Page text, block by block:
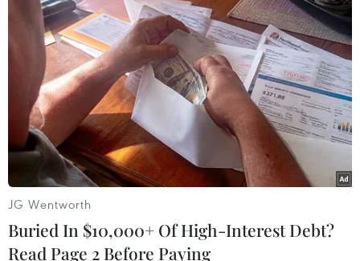
JG Wentworth
Buried In $10,000+ Of High-Interest Debt?
Read Page 2 Before Paying